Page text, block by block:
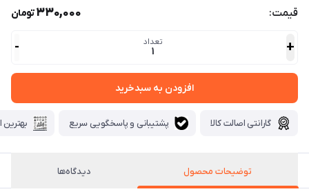
قیمت: 330,000تومان
+ تعداد
1
-
افزودن به سبدخرید
گارانتی اصالت کالا پشتیبانی و پاسخگویی سریع بهترین
توضیحات محصول دیدگاه‌ها